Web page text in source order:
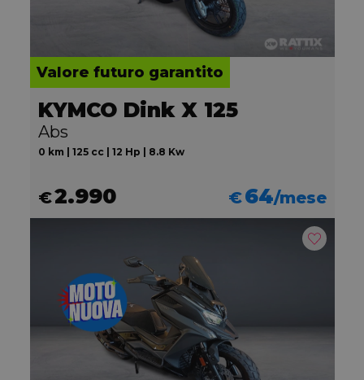
Valore futuro garantito
KYMCO Dink X 125
Abs
0 km | 125 cc | 12 Hp | 8.8 Kw
€2.990 €64/mese